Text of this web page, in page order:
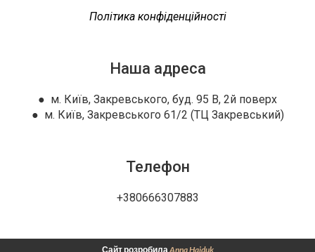
Політика конфіденційності
Наша адреса
● м. Київ, Закревського, буд. 95 В, 2й поверх
● м. Київ, Закревського 61/2 (ТЦ Закревський)
Телефон
+380666307883
Сайт розробила Anna Haiduk